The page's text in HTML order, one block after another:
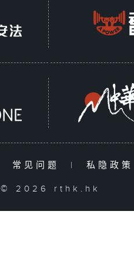
常见问题 | 私隐政策
© 2026 rthk.hk